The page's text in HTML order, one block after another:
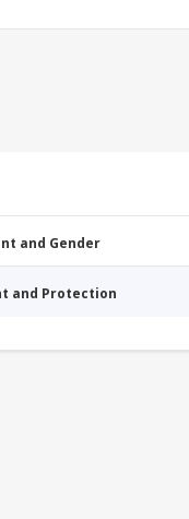
and Gender
and Protection